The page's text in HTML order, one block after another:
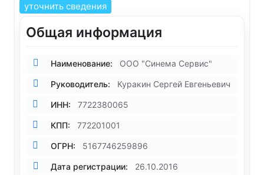
уточнить сведения
Общая информация
Наименование: ООО "Синема Сервис"
Руководитель: Куракин Сергей Евгеньевич
ИНН: 7722380065
КПП: 772201001
ОГРН: 5167746259896
Дата регистрации: 26.10.2016